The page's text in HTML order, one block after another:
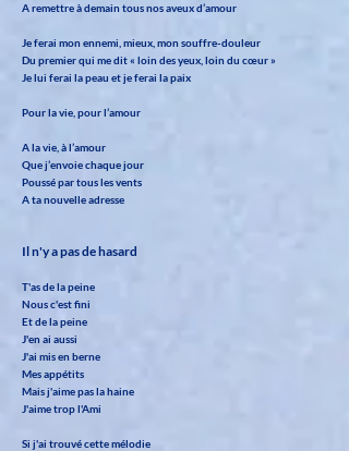
A remettre à demain tous nos aveux d’amour
Je ferai mon ennemi, mieux, mon souffre-douleur
Du premier qui me dit « loin des yeux, loin du cœur »
Je lui ferai la peau et je ferai la paix
Pour la vie, pour l’amour
A la vie, à l’amour
Que j’envoie chaque jour
Poussé par tous les vents
A ta nouvelle adresse
Il n'y a pas de hasard
T'as de la peine
Nous c'est fini
Et de la peine
J'en ai aussi
J'ai mis en berne
Mes appétits
Mais j'aime pas la haine
J'aime trop l'Ami
Si j'ai trouvé cette mélodie